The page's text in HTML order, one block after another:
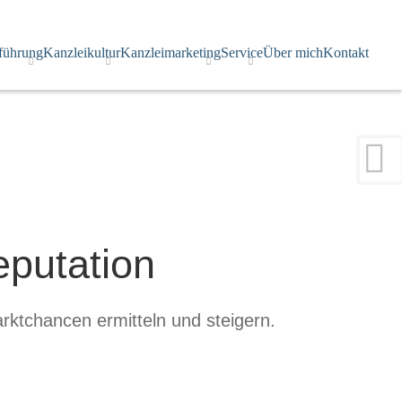
KanzleikulturKanzleimarketingServiceÜber michKontakt
ermitteln und steigern.